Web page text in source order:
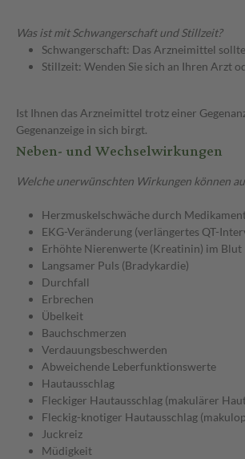
Was ist mit Schwangerschaft und Stillzeit?
Schwangerschaft: Das Arzneimittel
Stillzeit: Wenden Sie sich an Ihren Arzt
Ist Ihnen das Arzneimittel trotz einer
Gegenanzeige in sich birgt.
Neben- und Wechselwirkungen
Welche unerwünschten Wirkungen können
Herzmuskelschwäche durch
EKG-Veränderung (verlängertes QT-
Erhöhte Nierenwerte (Kreatinin) im Blut
Langsamer Puls (Bradykardie)
Durchfall
Erbrechen
Übelkeit
Bauchschmerzen
Verdauungsbeschwerden
Abweichende Leberfunktionswerte
Hautausschlag
Fleckiger Hautausschlag (makulärer
Fleckig-knotiger Hautausschlag
Juckreiz
Müdigkeit